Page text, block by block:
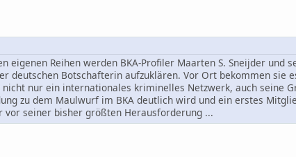
Reihen werden BKA-Profiler Maarten S. Sneijder und
deutschen Botschafterin aufzuklären. Vor Ort bekommen sie
nur ein internationales kriminelles Netzwerk, auch seine
zu dem Maulwurf im BKA deutlich wird und ein erstes
seiner bisher größten Herausforderung ...